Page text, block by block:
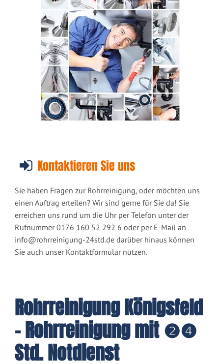
Kontaktieren Sie uns
Sie haben Fragen zur Rohrreinigung, oder möchten uns
einen Auftrag erteilen? Wir sind gerne für Sie da! Sie
erreichen uns rund um die Uhr per Telefon unter der
Rufnummer 0176 160 52 292 6 oder per E-Mail an
info@rohrreinigung-24std.de darüber hinaus können
Sie auch unser Kontaktformular nutzen.
Rohrreinigung Königsfeld
- Rohrreinigung mit ❷❹
Std. Notdienst